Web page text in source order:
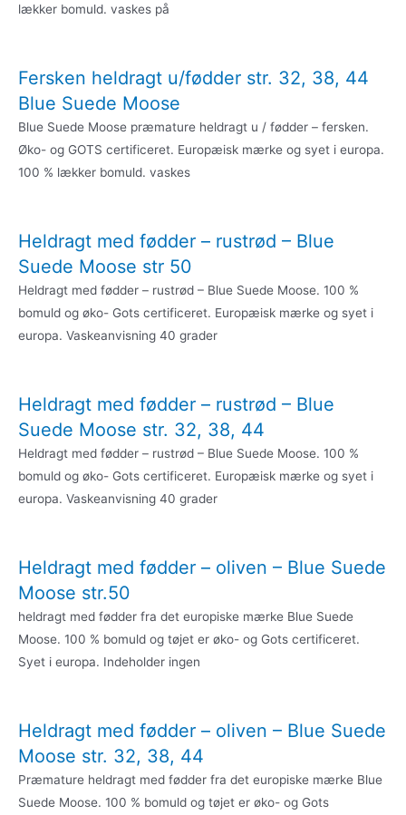
lækker bomuld. vaskes på
Fersken heldragt u/fødder str. 32, 38, 44
Blue Suede Moose
Blue Suede Moose præmature heldragt u / fødder – fersken.
Øko- og GOTS certificeret. Europæisk mærke og syet i europa.
100 % lækker bomuld. vaskes
Heldragt med fødder – rustrød – Blue
Suede Moose str 50
Heldragt med fødder – rustrød – Blue Suede Moose. 100 %
bomuld og øko- Gots certificeret. Europæisk mærke og syet i
europa. Vaskeanvisning 40 grader
Heldragt med fødder – rustrød – Blue
Suede Moose str. 32, 38, 44
Heldragt med fødder – rustrød – Blue Suede Moose. 100 %
bomuld og øko- Gots certificeret. Europæisk mærke og syet i
europa. Vaskeanvisning 40 grader
Heldragt med fødder – oliven – Blue Suede
Moose str.50
heldragt med fødder fra det europiske mærke Blue Suede
Moose. 100 % bomuld og tøjet er øko- og Gots certificeret.
Syet i europa. Indeholder ingen
Heldragt med fødder – oliven – Blue Suede
Moose str. 32, 38, 44
Præmature heldragt med fødder fra det europiske mærke Blue
Suede Moose. 100 % bomuld og tøjet er øko- og Gots